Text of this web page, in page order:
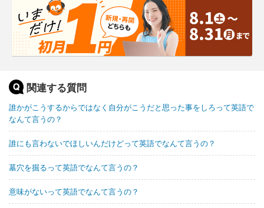
関連する質問
誰かがこうするからではなく自分がこうだと思った事をしろって英語で
なんて言うの？
誰にも言わないでほしいんだけどって英語でなんて言うの？
墓穴を掘るって英語でなんて言うの？
意味がないって英語でなんて言うの？